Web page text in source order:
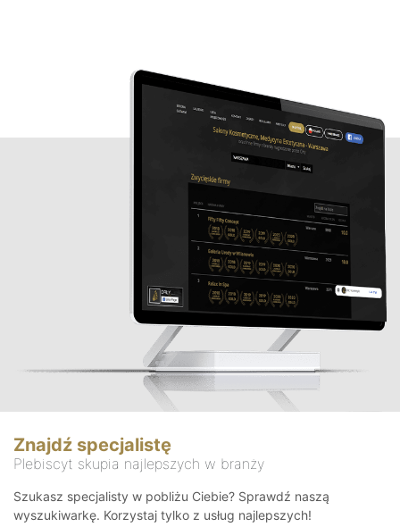
Znajdź specjalistę
Plebiscyt skupia najlepszych w branży
Szukasz specjalisty w pobliżu Ciebie? Sprawdź naszą
wyszukiwarkę. Korzystaj tylko z usług najlepszych!